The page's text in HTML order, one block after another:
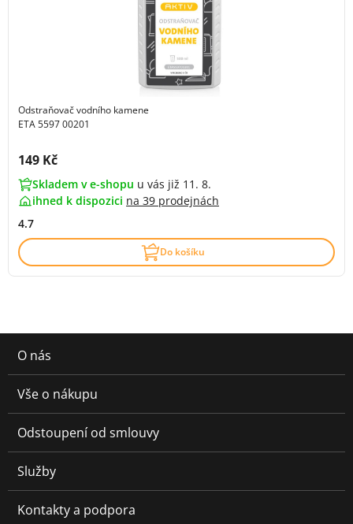
Odstraňovač vodního kamene
ETA 5597 00201
Cena s DPH:
149 Kč
Skladem v e-shopu u vás již 11. 8.
ihned k dispozici na 39 prodejnách
4.7
Do košíku
O nás
Vše o nákupu
Odstoupení od smlouvy
Služby
Kontakty a podpora